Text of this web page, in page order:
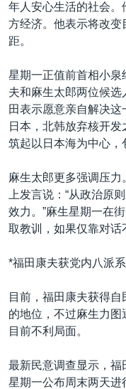
到
检
索
非洲
军事
国会报道
埃博拉疫情
美国之音专访
重要讲话与声明
南中国海争端
关注西藏
GEN Z 看美国
VOA今日焦点
中文广播
关注我们
其他语言网站
年人安心生活的社会
方经济。他表示将改
距。
星期一正值前首相小
夫和麻生太郎两位候
田表示愿意亲自解决
日本，北韩放弃核开
筑起以日本海为中心，
麻生太郎更多强调压
上发言说：“从政治原
效力。”麻生星期一在
取教训，如果仅靠对话
*福田康夫获党内八派
目前，福田康夫获得
的地位，不过麻生力
目前不利局面。
最新民意调查显示，福
星期一公布周末两天